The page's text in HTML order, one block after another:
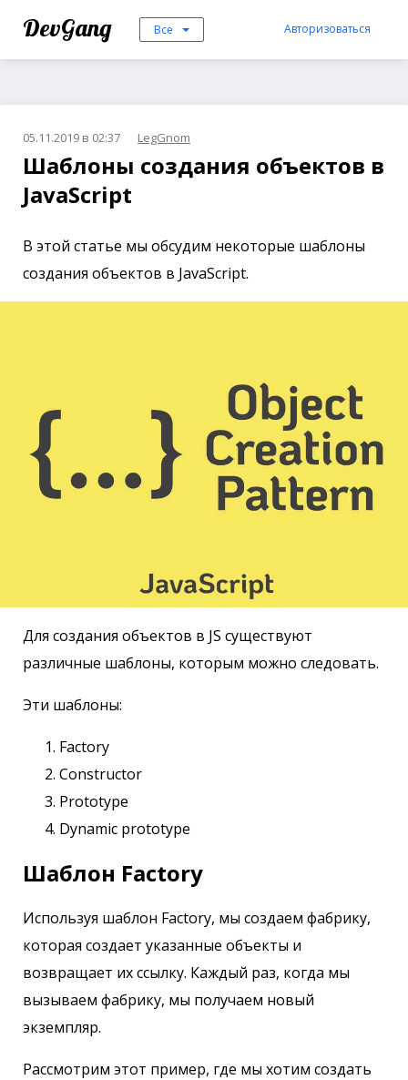
DevGang Все Авторизоваться
05.11.2019 в 02:37 LegGnom
Шаблоны создания объектов в
JavaScript
В этой статье мы обсудим некоторые шаблоны
создания объектов в JavaScript.
Для создания объектов в JS существуют
различные шаблоны, которым можно следовать.
Эти шаблоны:
Factory
Constructor
Prototype
Dynamic prototype
Шаблон Factory
Используя шаблон Factory, мы создаем фабрику,
которая создает указанные объекты и
возвращает их ссылку. Каждый раз, когда мы
вызываем фабрику, мы получаем новый
экземпляр.
Рассмотрим этот пример, где мы хотим создать